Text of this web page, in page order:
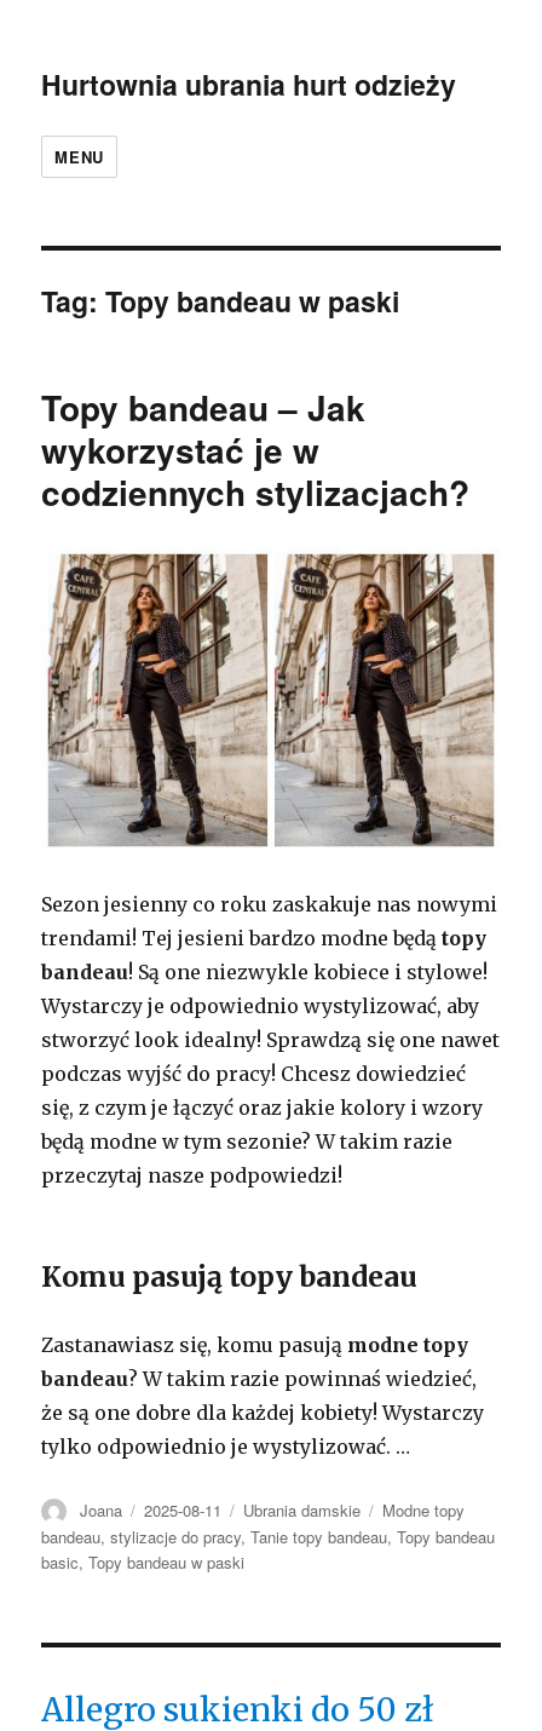
Hurtownia ubrania hurt odzieży
MENU
Tag:Topy bandeau w paski
Topy bandeau – Jak
wykorzystać je w
codziennych stylizacjach?
Sezon jesienny co roku zaskakuje nas nowymi
trendami! Tej jesieni bardzo modne będątopy
bandeau! Są one niezwykle kobiece i stylowe!
Wystarczy je odpowiednio wystylizować, aby
stworzyć look idealny! Sprawdzą się one nawet
podczas wyjść do pracy! Chcesz dowiedzieć
się, z czym je łączyć oraz jakie kolory i wzory
będą modne w tym sezonie? W takim razie
przeczytaj nasze podpowiedzi!
Komu pasują topy bandeau
Zastanawiasz się, komu pasują modne topy
bandeau? W takim razie powinnaś wiedzieć,
że są one dobre dla każdej kobiety! Wystarczy
tylko odpowiednio je wystylizować. …
Autor
Joana Opublikowano
2025-08-11 Kategorie
Ubrania damskie Tagi
Modne topy
bandeau,stylizacje do pracy,Tanie topy bandeau,Topy bandeau
basic,Topy bandeau w paski
Allegro sukienki do 50 zł